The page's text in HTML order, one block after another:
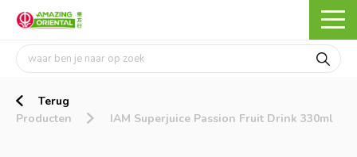
Terug
Producten
IAM Superjuice Passion Fruit Drink 330ml